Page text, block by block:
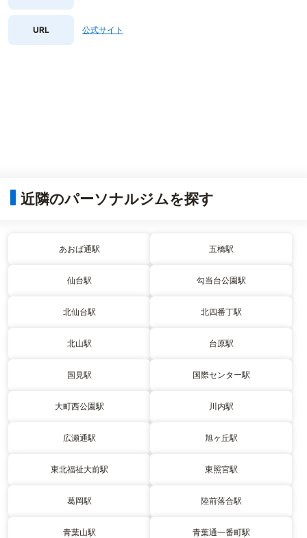
URL 公式サイト
近隣のパーソナルジムを探す
あおば通駅 五橋駅
仙台駅 勾当台公園駅
北仙台駅 北四番丁駅
北山駅 台原駅
国見駅 国際センター駅
大町西公園駅 川内駅
広瀬通駅 旭ヶ丘駅
東北福祉大前駅 東照宮駅
葛岡駅 陸前落合駅
青葉山駅 青葉通一番町駅